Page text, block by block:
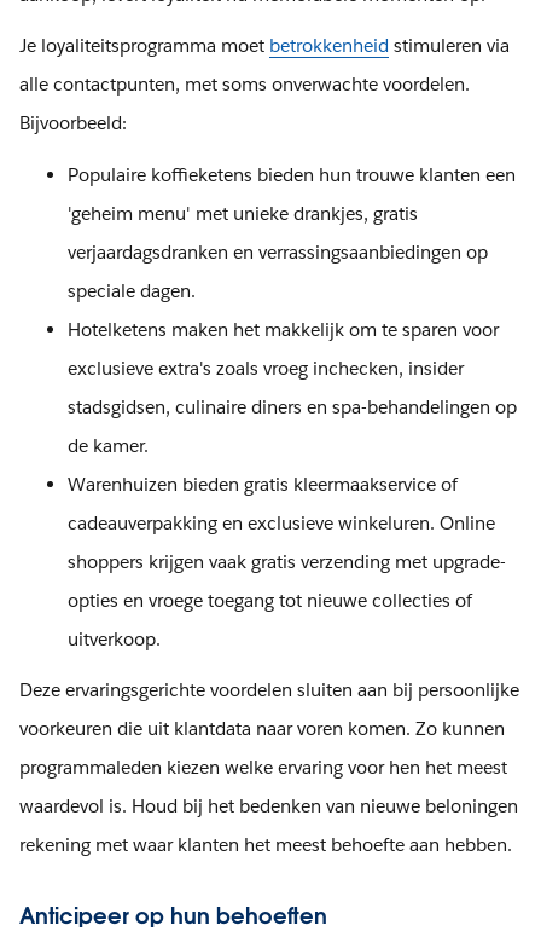
Je loyaliteitsprogramma moet betrokkenheid stimuleren via
alle contactpunten, met soms onverwachte voordelen.
Bijvoorbeeld:
Populaire koffieketens bieden hun trouwe klanten een
'geheim menu' met unieke drankjes, gratis
verjaardagsdranken en verrassingsaanbiedingen op
speciale dagen.
Hotelketens maken het makkelijk om te sparen voor
exclusieve extra's zoals vroeg inchecken, insider
stadsgidsen, culinaire diners en spa-behandelingen op
de kamer.
Warenhuizen bieden gratis kleermaakservice of
cadeauverpakking en exclusieve winkeluren. Online
shoppers krijgen vaak gratis verzending met upgrade-
opties en vroege toegang tot nieuwe collecties of
uitverkoop.
Deze ervaringsgerichte voordelen sluiten aan bij persoonlijke
voorkeuren die uit klantdata naar voren komen. Zo kunnen
programmaleden kiezen welke ervaring voor hen het meest
waardevol is. Houd bij het bedenken van nieuwe beloningen
rekening met waar klanten het meest behoefte aan hebben.
Anticipeer op hun behoeften